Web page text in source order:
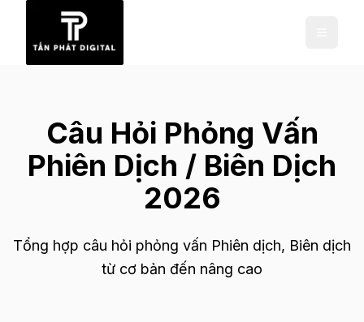
Câu Hỏi Phỏng Vấn
Phiên Dịch / Biên Dịch
2026
Tổng hợp câu hỏi phỏng vấn Phiên dịch, Biên dịch
từ cơ bản đến nâng cao